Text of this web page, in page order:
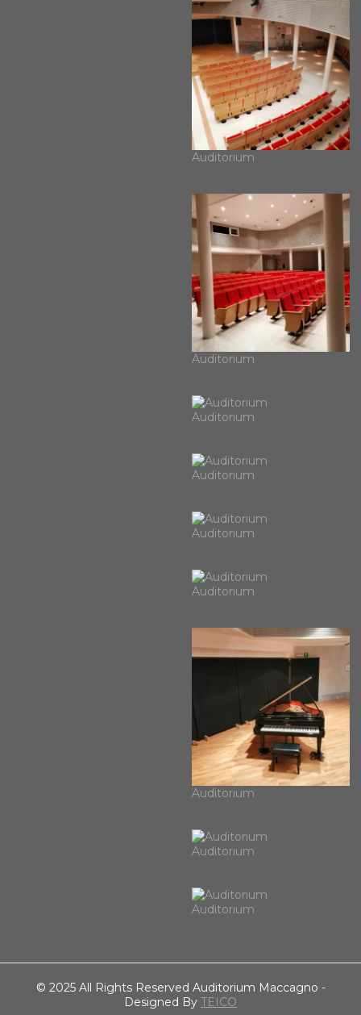
Auditorium
Auditorium
Auditorium
Auditorium
Auditorium
Auditorium
Auditorium
Auditorium
Auditorium
© 2025 All Rights Reserved Auditorium Maccagno -
Designed By TEICO